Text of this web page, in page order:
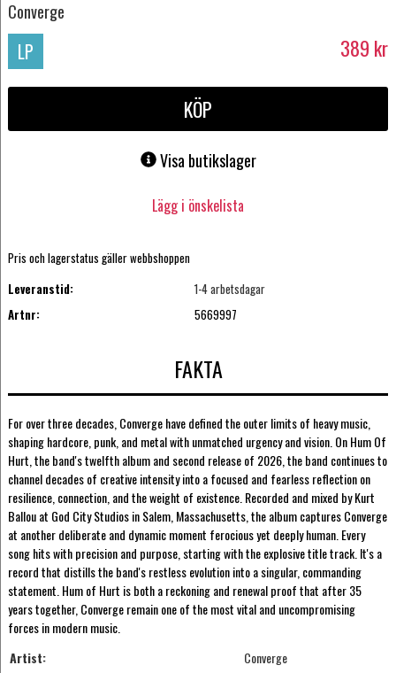
Converge
LP 389 kr
KÖP
Visa butikslager
Lägg i önskelista
Pris och lagerstatus gäller webbshoppen
Leveranstid:
1-4 arbetsdagar
Artnr:
5669997
FAKTA
For over three decades, Converge have defined the outer limits of heavy music,
shaping hardcore, punk, and metal with unmatched urgency and vision. On Hum Of
Hurt, the band's twelfth album and second release of 2026, the band continues to
channel decades of creative intensity into a focused and fearless reflection on
resilience, connection, and the weight of existence. Recorded and mixed by Kurt
Ballou at God City Studios in Salem, Massachusetts, the album captures Converge
at another deliberate and dynamic moment ferocious yet deeply human. Every
song hits with precision and purpose, starting with the explosive title track. It's a
record that distills the band's restless evolution into a singular, commanding
statement. Hum of Hurt is both a reckoning and renewal proof that after 35
years together, Converge remain one of the most vital and uncompromising
forces in modern music.
Artist:
Converge